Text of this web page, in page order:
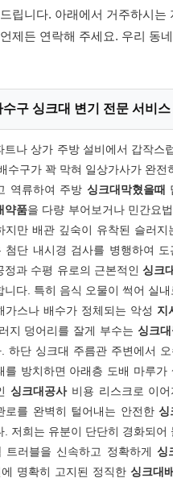
립니다. 아래에서 거주하시는
제든 연락해 주세요. 우리 동네
구 싱크대 변기 전문 서비
트나 상가 주방 설비에서 갑작스
수구가 꽉 막혀 일상가사가 완전
역류하여 주방 싱크대막혔을때
약품을 다량 부어보거나 민간요
지만 배관 깊숙이 유착된 슬러
첨단 내시경 검사를 병행하여
정과 수평 유로의 근본적인싱크
니다. 특히 음식 오물이 썩어 실
가스나 배수가 정체되는 악성 지
지 덩어리를 잘게 부수는싱크
. 하단 싱크대 주름관 주변에서
방치하면 아래층 도배 마루가
싱크대공사비용 리스크로 이어
로를 완벽히 털어내는 안전한싱
. 저희는 유분이 단단히 경화되
트러블을 신속하고 정확하게 싱
명확히 고지된 정직한 싱크대